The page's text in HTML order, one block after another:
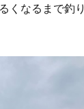
くなるまで釣り